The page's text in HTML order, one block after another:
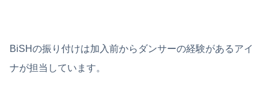
BiSHの振り付けは加入前からダンサーの経験があるアイ
ナが担当しています。